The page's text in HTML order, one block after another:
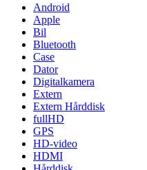
Android
Apple
Bil
Bluetooth
Case
Dator
Digitalkamera
Extern
Extern Hårddisk
fullHD
GPS
HD-video
HDMI